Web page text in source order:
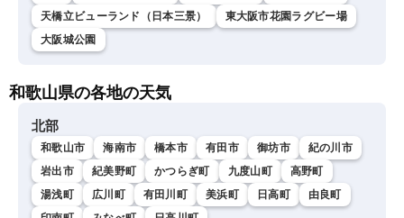
天橋立ビューランド（日本三景）
東大阪市花園ラグビー場
大阪城公園
和歌山県の各地の天気
北部
和歌山市 海南市 橋本市 有田市 御坊市
紀の川市
岩出市
紀美野町 かつらぎ町 九度山町
高野町
湯浅町
広川町 有田川町 美浜町 日高町
由良町